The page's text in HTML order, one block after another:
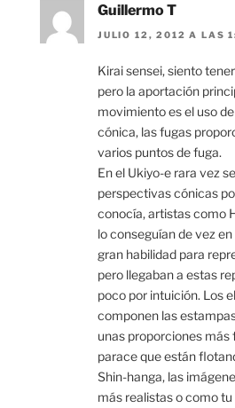
Guillermo T
JULIO 12, 2012 A LAS
Kirai sensei, siento
pero la aportación
movimiento es el uso
cónica, las fugas
varios puntos de fuga.
En el Ukiyo-e rara vez
perspectivas cónicas
conocía, artistas como
lo conseguían de vez
gran habilidad para
pero llegaban a estas
poco por intuición. Los
componen las
unas proporciones más
parace que están
Shin-hanga, las
más realistas o como